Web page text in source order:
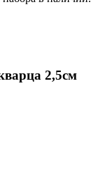
2,5см